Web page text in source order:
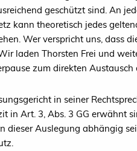
geschützt sind. An
kann theoretisch jedes
Wer verspricht uns, dass
laden Thorsten Frei und
zum direkten Austausch
in seiner
in Art. 3, Abs. 3 GG erwähnt
dieser Auslegung abhängig